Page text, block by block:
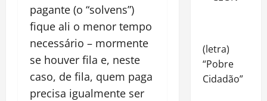
pagante (o “solvens”)
fique ali o menor tempo
necessário – mormente
se houver fila e, neste
caso, de fila, quem paga
precisa igualmente ser
(letra)
“Pobre
Cidadão”